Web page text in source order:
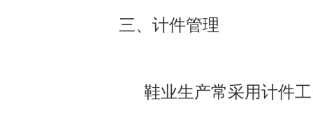
三、计件管理
鞋业生产常采用计件工